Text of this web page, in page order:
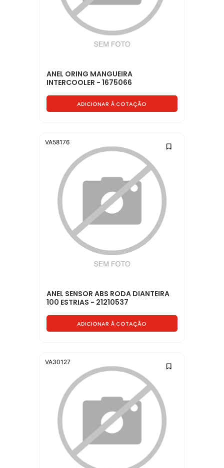
ANEL ORING MANGUEIRA
INTERCOOLER - 1675066
ADICIONAR À COTAÇÃO
ANEL SENSOR ABS RODA DIANTEIRA
100 ESTRIAS - 21210537
ADICIONAR À COTAÇÃO
VA58176
VA30127